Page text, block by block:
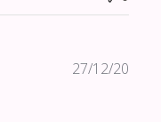
27/12/20